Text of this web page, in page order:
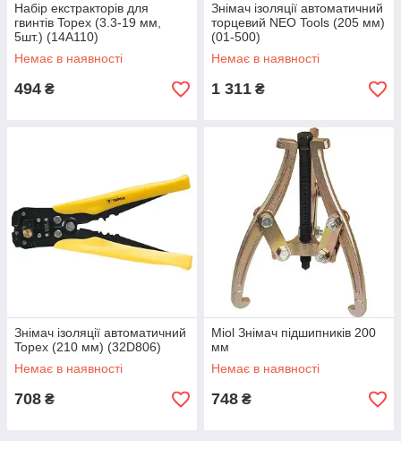
Набір екстракторів для
гвинтів Topex (3.3-19 мм,
5шт.) (14A110)
Немає в наявності
494 ₴
Знімач ізоляції автоматичний
торцевий NEO Tools (205 мм)
(01-500)
Немає в наявності
1 311 ₴
Знімач ізоляції автоматичний
Topex (210 мм) (32D806)
Немає в наявності
708 ₴
Miol Знімач підшипників 200
мм
Немає в наявності
748 ₴